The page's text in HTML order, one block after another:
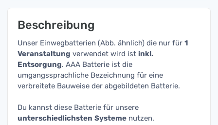
Beschreibung
Unser Einwegbatterien (Abb. ähnlich) die nur für 1
Veranstaltung verwendet wird ist inkl.
Entsorgung. AAA Batterie ist die
umgangssprachliche Bezeichnung für eine
verbreitete Bauweise der abgebildeten Batterie.
Du kannst diese Batterie für unsere
unterschiedlichsten Systeme nutzen.